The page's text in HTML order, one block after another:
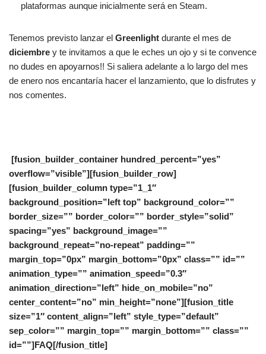
plataformas aunque inicialmente será en Steam.
Tenemos previsto lanzar el Greenlight durante el mes de
diciembre y te invitamos a que le eches un ojo y si te convence
no dudes en apoyarnos!! Si saliera adelante a lo largo del mes
de enero nos encantaría hacer el lanzamiento, que lo disfrutes y
nos comentes.
[fusion_builder_container hundred_percent=”yes”
overflow=”visible”][fusion_builder_row]
[fusion_builder_column type=”1_1″
background_position=”left top” background_color=””
border_size=”” border_color=”” border_style=”solid”
spacing=”yes” background_image=””
background_repeat=”no-repeat” padding=””
margin_top=”0px” margin_bottom=”0px” class=”” id=””
animation_type=”” animation_speed=”0.3″
animation_direction=”left” hide_on_mobile=”no”
center_content=”no” min_height=”none”][fusion_title
size=”1″ content_align=”left” style_type=”default”
sep_color=”” margin_top=”” margin_bottom=”” class=””
id=””]FAQ[/fusion_title]